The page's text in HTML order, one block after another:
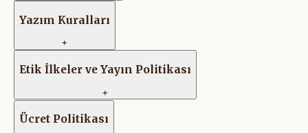
Yazım Kuralları
+
Etik İlkeler ve Yayın Politikası
+
Ücret Politikası